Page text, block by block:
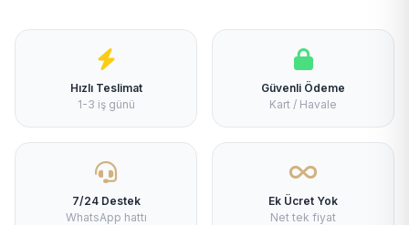
Hızlı Teslimat
1-3 iş günü
Güvenli Ödeme
Kart / Havale
7/24 Destek
WhatsApp hattı
Ek Ücret Yok
Net tek fiyat